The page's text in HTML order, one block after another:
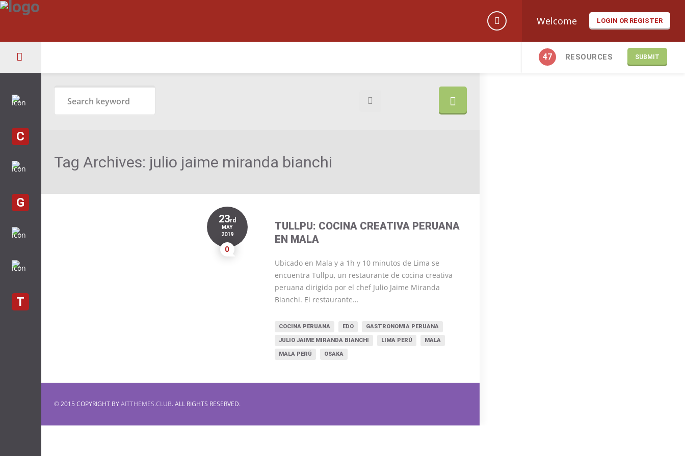
Welcome LOGIN OR REGISTER
47 RESOURCES SUBMIT
C
G
T
Tag Archives: julio jaime miranda bianchi
23rd
MAY
2019
0
TULLPU: COCINA CREATIVA PERUANA
EN MALA
Ubicado en Mala y a 1h y 10 minutos de Lima se
encuentra Tullpu, un restaurante de cocina creativa
peruana dirigido por el chef Julio Jaime Miranda
Bianchi. El restaurante…
COCINA PERUANA EDO GASTRONOMIA PERUANA
JULIO JAIME MIRANDA BIANCHI LIMA PERÚ MALA
MALA PERÚ OSAKA
© 2015 COPYRIGHT BYAITTHEMES.CLUB. ALL RIGHTS RESERVED.